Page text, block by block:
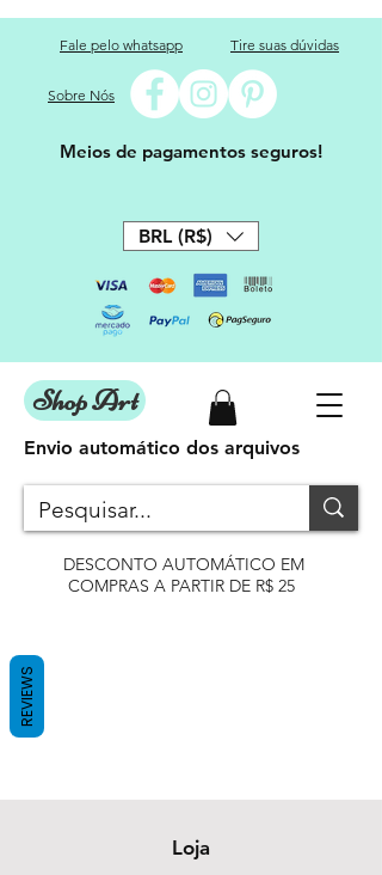
Fale pelo whatsapp Tire suas dúvidas
Sobre Nós
Meios de pagamentos seguros!
BRL (R$)
Shop Art
DESCONTO AUTOMÁTICO EM
COMPRAS A PARTIR DE R$ 25
Envio automático dos arquivos
Loja
REVIEWS